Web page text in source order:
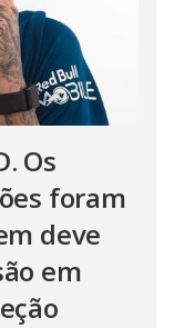
Os
foram
deve
em